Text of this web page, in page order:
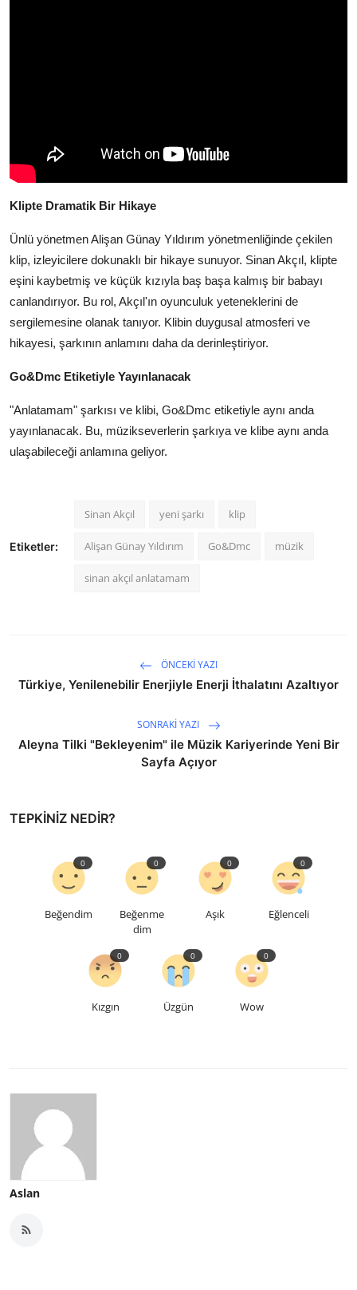
Klipte Dramatik Bir Hikaye
Ünlü yönetmen Alişan Günay Yıldırım yönetmenliğinde çekilen
klip, izleyicilere dokunaklı bir hikaye sunuyor. Sinan Akçıl, klipte
eşini kaybetmiş ve küçük kızıyla baş başa kalmış bir babayı
canlandırıyor. Bu rol, Akçıl'ın oyunculuk yeteneklerini de
sergilemesine olanak tanıyor. Klibin duygusal atmosferi ve
hikayesi, şarkının anlamını daha da derinleştiriyor.
Go&Dmc Etiketiyle Yayınlanacak
"Anlatamam" şarkısı ve klibi, Go&Dmc etiketiyle aynı anda
yayınlanacak. Bu, müzikseverlerin şarkıya ve klibe aynı anda
ulaşabileceği anlamına geliyor.
Etiketler:
Sinan Akçıl yeni şarkı klip
Alişan Günay Yıldırım Go&Dmc müzik
sinan akçıl anlatamam
ÖNCEKI YAZI
Türkiye, Yenilenebilir Enerjiyle Enerji İthalatını Azaltıyor
SONRAKI YAZI
Aleyna Tilki "Bekleyenim" ile Müzik Kariyerinde Yeni Bir
Sayfa Açıyor
TEPKINIZ NEDIR?
Beğendim
0
Beğenme
dim
0
Aşık
0
Eğlenceli
0
Kızgın
0
Üzgün
0
Wow
0
Aslan